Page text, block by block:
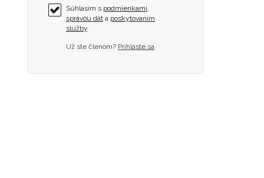
Súhlasím s podmienkami,
správou dát a poskytovaním
služby.
Už ste členom? Prihláste sa